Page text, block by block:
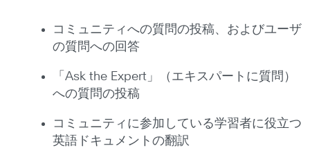
コミュニティへの質問の投稿、およびユーザ
の質問への回答
「Ask the Expert」（エキスパートに質問）
への質問の投稿
コミュニティに参加している学習者に役立つ
英語ドキュメントの翻訳